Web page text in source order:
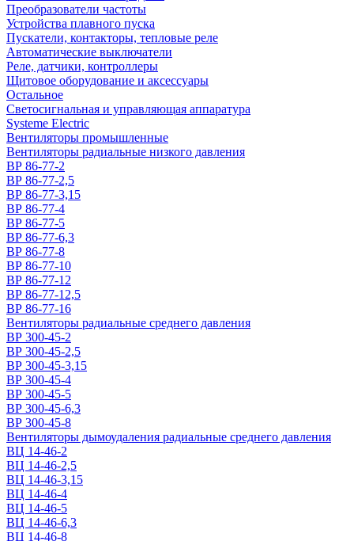
Преобразователи частоты
Устройства плавного пуска
Пускатели, контакторы, тепловые реле
Автоматические выключатели
Реле, датчики, контроллеры
Щитовое оборудование и аксессуары
Остальное
Светосигнальная и управляющая аппаратура
Systeme Electric
Вентиляторы промышленные
Вентиляторы радиальные низкого давления
ВР 86-77-2
ВР 86-77-2,5
ВР 86-77-3,15
ВР 86-77-4
ВР 86-77-5
ВР 86-77-6,3
ВР 86-77-8
ВР 86-77-10
ВР 86-77-12
ВР 86-77-12,5
ВР 86-77-16
Вентиляторы радиальные среднего давления
ВР 300-45-2
ВР 300-45-2,5
ВР 300-45-3,15
ВР 300-45-4
ВР 300-45-5
ВР 300-45-6,3
ВР 300-45-8
Вентиляторы дымоудаления радиальные среднего давления
ВЦ 14-46-2
ВЦ 14-46-2,5
ВЦ 14-46-3,15
ВЦ 14-46-4
ВЦ 14-46-5
ВЦ 14-46-6,3
ВЦ 14-46-8